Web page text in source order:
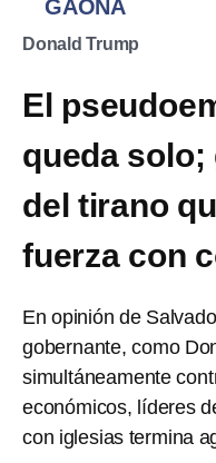
GAONA
Donald Trump
El
queda
del tirano
fuerza con
En opinión de
gobernante, como
simultáneamente
económicos, líderes
con iglesias termina